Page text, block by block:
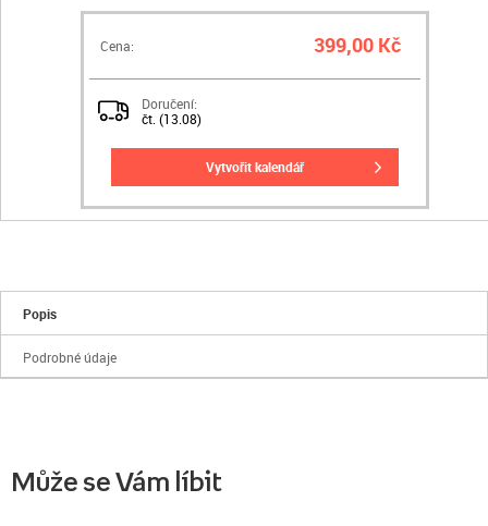
Cena: 399,00 Kč
Doručení:
čt. (13.08)
vytvořit kalendář
Popis
Podrobné údaje
Může se Vám líbit